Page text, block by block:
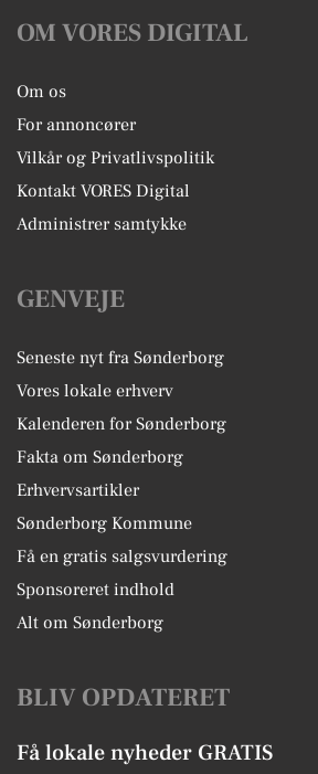
OM VORES DIGITAL
Om os
For annoncører
Vilkår og Privatlivspolitik
Kontakt VORES Digital
Administrer samtykke
GENVEJE
Seneste nyt fra Sønderborg
Vores lokale erhverv
Kalenderen for Sønderborg
Fakta om Sønderborg
Erhvervsartikler
Sønderborg Kommune
Få en gratis salgsvurdering
Sponsoreret indhold
Alt om Sønderborg
BLIV OPDATERET
Få lokale nyheder GRATIS